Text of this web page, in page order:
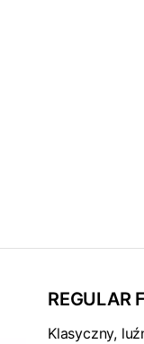
REGULAR
Klasyczny,